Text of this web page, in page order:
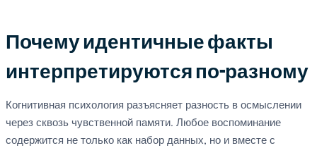
Почему идентичные факты
интерпретируются по-разному
Когнитивная психология разъясняет разность в осмыслении
через сквозь чувственной памяти. Любое воспоминание
содержится не только как набор данных, но и вместе с